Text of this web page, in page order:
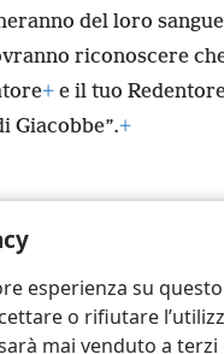
esperienza su
o rifiutare
mai venduto a
del loro
riconoscere
+ e il tuo
Giacobbe”.+
2026 Watch Tower Bible and